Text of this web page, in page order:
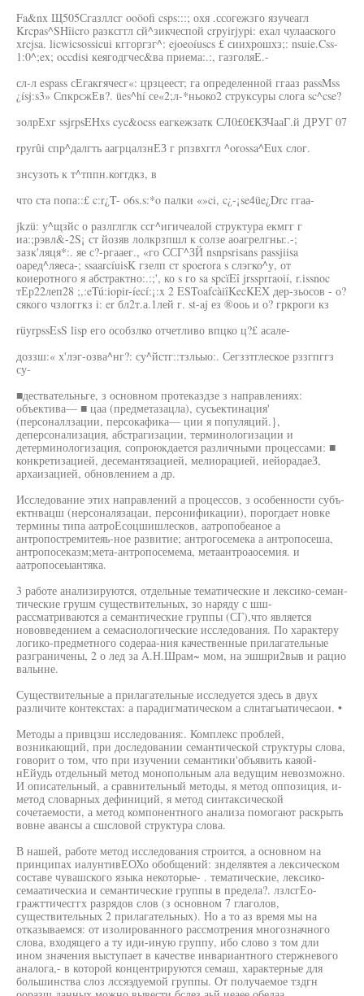
Fa&nx Щ505Сгазллсг ooöofi csps:::; охя .ссогежзго язучеагл
Krcpas^SHîicro разксггл сй^зикчеспой crpyirjypi: ехал чулааского
xrcjsa. licwicsossicui кггоргзг^: ejoeoíuscs £ сиихрошхз;: nsuie.Css-
1:0^;ex; occdisi кеягодгчес&ва приема:.:, газголяЕ.-
сл-л espass сЕгакгячесг«: црзцеест; га определенной ггааз passMss
¿ísj:s3» СпкрсжЕв?. ües^hí се«2;л-*ньоко2 струксуры слога sc^cse?
золрЕхг ssjrpsEHxs cyc&ocss еагкежзатк СЛ0£0£КЗЧааГ.й ДРУГ 07
rpyrûi спр^далгть аагрцалзнЕЗ г рпзвхггл ^orossa^Eux слог.
знсузоть к т^тппн.коггдкз, в
что ста попа::£ c:r¿T- o6s.s:*o палки «»ci, c¿-¡se4üe¿Drc ггаа-
jkzü: у^щзйс о разлглглк ссг^игичеалой структура екмгг г
иа:;рэвл&-2S¡ ст йозяв лолкрзпшл к солзе аоагрелгны:.-;
зазк'ляця*:. яе с?-ргааег., «го ССГ^ЗЙ nsnpsrisans passjiisa
оаред^ляеса-; ssaarcíuisK гзелп ст spoerora s слэгко^у, от
коиеротного я абстрактно:.:;', ко s го sa spcïEî jrssprraoií, r.issnoc
тЕр22леп28 ;,:eTú:iopir-íecí:¡:x 2 ESToafcàiîKecKEX дер-зьосов - о?
сякого чзлоггкз i: er бл2т.а.1лей г. st-aj ез ®ооь и о? гркроги кз
rüyrpssEsS lisp его особзлко отчетливо впцко ц?£ асале-
доззш:« х'лэг-озва^нг?: су^йстг::тзльыо:. Сегззтглеское рззгпггз
су-
■дествательньге, з основном протеказдзе з направлениях:
объектива— ■ цаа (предметазацла), сусьектинация'
(персоналлзации, персокафика— ции я популяций.},
деперсонализация, абстрагизации, терминологизации и
детерминологизация, сопроюкдается различными процессами: ■
конкретизацией, десемантязацией, мелиорацией, иейорадаеЗ,
архаизацией, обновлением а др.
Исследование этих направлений а процессов, з особенности субъ-
ектнвацш (нерсоналязацаи, персонификации), порогдает новке
термины типа аатроЕсоцшишлесков, аатропобеаное а
антропостремитеяь-ное развитие; антрогосемека а антропосеша,
антропосеказм;мета-антропосемема, метаантроаосемия. и
аатропосеыантяка.
3 работе анализируются, отдельные тематические и лексико-семан-
тические грушм существительных, зо наряду с шш-
рассматриваются а семантические группы (СГ),что является
нововведением а семасиологические исследования. По характеру
логико-предметного содераа-ния качественные прилагательные
разграничены, 2 о лед за А.Н.Шрам~ мом, на эшшри2выв и рацио
вальнне.
Существительные а прилагательные исследуется здесь в двух
различите контекстах: а парадигматическом а слнтагыатичесаои. •
Методы а привцзш исследования:. Комплекс проблей,
возникающий, при доследовании семантической структуры слова,
говорит о том, что при изучении семантики'объявить каяой-
нЕйудь отдельный метод монопольным ала ведущим невозможно.
И описательный, а сравнительный методы, я метод оппозиция, и-
метод словарных дефиниций, я метод синтаксической
сочетаемости, а метод компонентного анализа помогают раскрыть
вовне авансы а сшсловой структура слова.
В нашей, работе метод исследования строится, а основном на
принципах иалунтивЕОХо обобщений: знделявтея а лексическом
составе чувашского языка некоторые- . тематические, лексико-
семаатическиа и семантические группы в предела?. лзлсгЕо-
гражттичесггх разрядов слов (з основном 7 глаголов,
существительных 2 прилагательных). Но а то аз время мы на
отказываемся: от изолированного рассмотрения многозначного
слова, входящего а ту иди-иную группу, ибо слово з том дли
ином значения выступает в качестве инвариантного стержневого
аналога,- в которой концентрируются семаш, характерные для
большинства слоз лссяэдуемой группы. От получаемое тздгн